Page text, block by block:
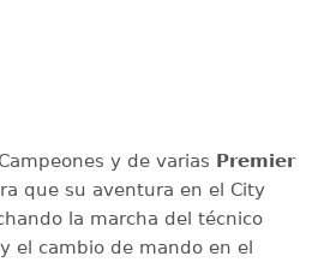
y de varias Premier
que su aventura en el City
la marcha del técnico
el cambio de mando en el